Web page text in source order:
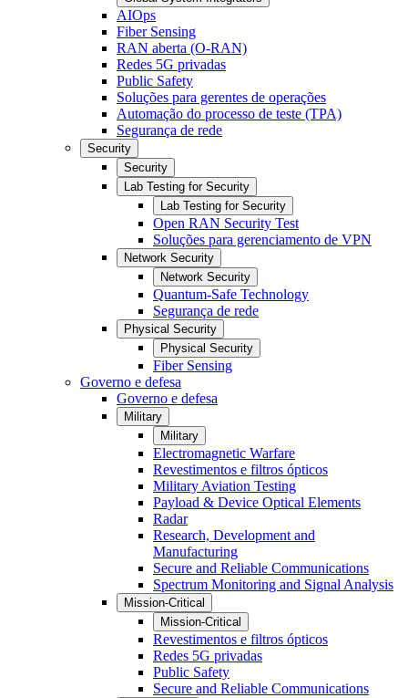
AIOps
Fiber Sensing
RAN aberta (O-RAN)
Redes 5G privadas
Public Safety
Soluções para gerentes de operações
Automação do processo de teste (TPA)
Segurança de rede
Security
Security
Lab Testing for Security
Lab Testing for Security
Open RAN Security Test
Soluções para gerenciamento de VPN
Network Security
Network Security
Quantum-Safe Technology
Segurança de rede
Physical Security
Physical Security
Fiber Sensing
Governo e defesa
Governo e defesa
Military
Military
Electromagnetic Warfare
Revestimentos e filtros ópticos
Military Aviation Testing
Payload & Device Optical Elements
Radar
Research, Development and
Manufacturing
Secure and Reliable Communications
Spectrum Monitoring and Signal Analysis
Mission-Critical
Mission-Critical
Revestimentos e filtros ópticos
Redes 5G privadas
Public Safety
Secure and Reliable Communications